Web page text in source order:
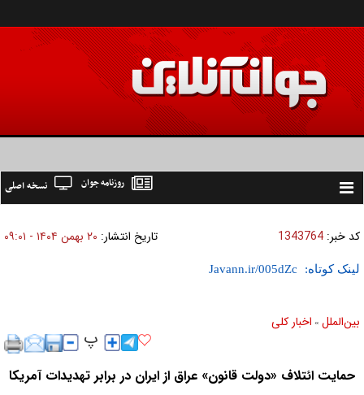
Toggle
نسخه اصلی روزنامه جوان
کد خبر: 1343764 تاریخ انتشار: ۲۰ بهمن ۱۴۰۴ - ۰۹:۰۱
لینک کوتاه:
بين‌الملل » اخبار كلی
حمایت ائتلاف «دولت قانون» عراق از ایران در برابر تهدیدات آمریکا